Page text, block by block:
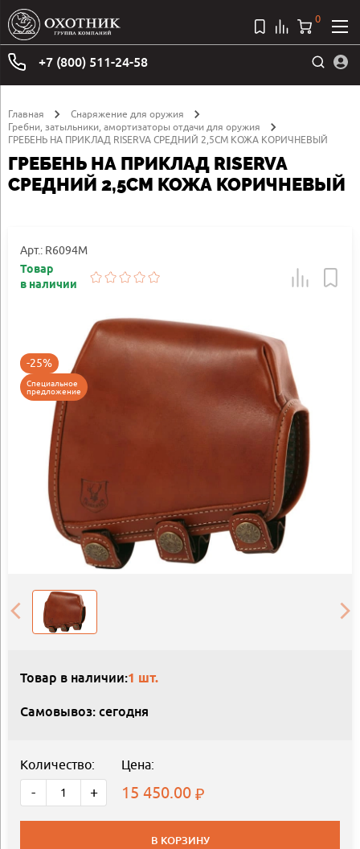
+7 (800) 511-24-58
0
Главная
Снаряжение для оружия
Гребни, затыльники, амортизаторы отдачи для оружия
ГРЕБЕНЬ НА ПРИКЛАД RISERVA СРЕДНИЙ 2,5СМ КОЖА КОРИЧНЕВЫЙ
ГРЕБЕНЬ НА ПРИКЛАД RISERVA
СРЕДНИЙ 2,5СМ КОЖА КОРИЧНЕВЫЙ
Арт.: R6094M
Товар
в наличии
-25%
Специальное
предложение
Товар в наличии:1 шт.
Самовывоз: сегодня
Количество:
- +
Цена:
15 450.00
В КОРЗИНУ